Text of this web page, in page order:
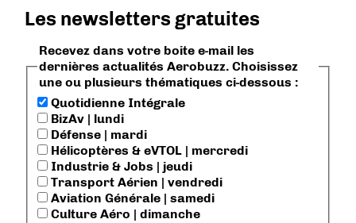
Les newsletters gratuites
Recevez dans votre boite e-mail les
dernières actualités Aerobuzz. Choisissez
une ou plusieurs thématiques ci-dessous :
Quotidienne Intégrale
BizAv | lundi
Défense | mardi
Hélicoptères & eVTOL | mercredi
Industrie & Jobs | jeudi
Transport Aérien | vendredi
Aviation Générale | samedi
Culture Aéro | dimanche